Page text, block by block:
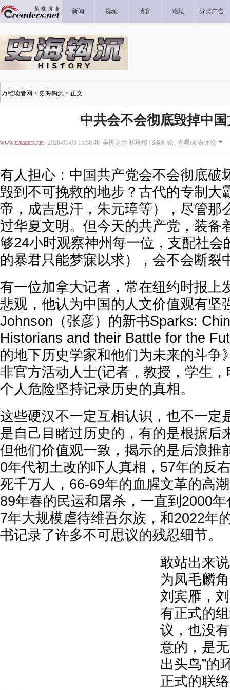
新闻 视频 博客 论坛 分类广告
万维读者网 > 史海钩沉 > 正文
中共会不会彻底毁掉中
www.creaders.net| 2026-01-05 15:56:46 美国之音 林培瑞 | 3条评论 | 查看/发表评论
有人担心：中国共产党会不会彻底破
毁到不可挽救的地步？古代的专制大
帝，成吉思汗，朱元璋等），尽管那
过华夏文明。但今天的共产党，装备
够24小时观察神州每一位，支配社会
的暴君只能梦寐以求），会不会断裂
有一位加拿大记者，常在纽约时报上
悲观，他认为中国的人文价值观有坚
Johnson（张彦）的新书Sparks:
Historians and their Battle for the
的地下历史学家和他们为未来的斗争
非官方活动人士(记者，教授，学生
个人危险坚持记录历史的真相。
这些硬汉不一定互相认识，也不一定
是自己目睹过历史的，有的是根据后
但他们价值观一致，揭示的是后浪推
0年代初土改的吓人真相，57年的反
死千万人，66-69年的血腥文革的高
89年春的民运和屠杀，一直到2000
7年大规模虐待维吾尔族，和2022年
书记录了许多不可思议的残忍细节。
敢站出来
为凤毛麟
刘宾雁，
有正式的
议，也没
意的，是
出头鸟”的
正式的联